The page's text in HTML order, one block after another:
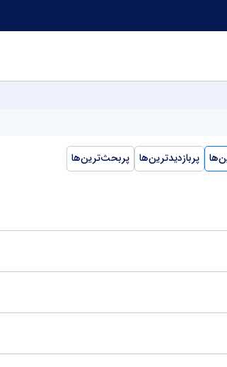
پربازدیدترین‌ها پربحث‌ترین‌ها